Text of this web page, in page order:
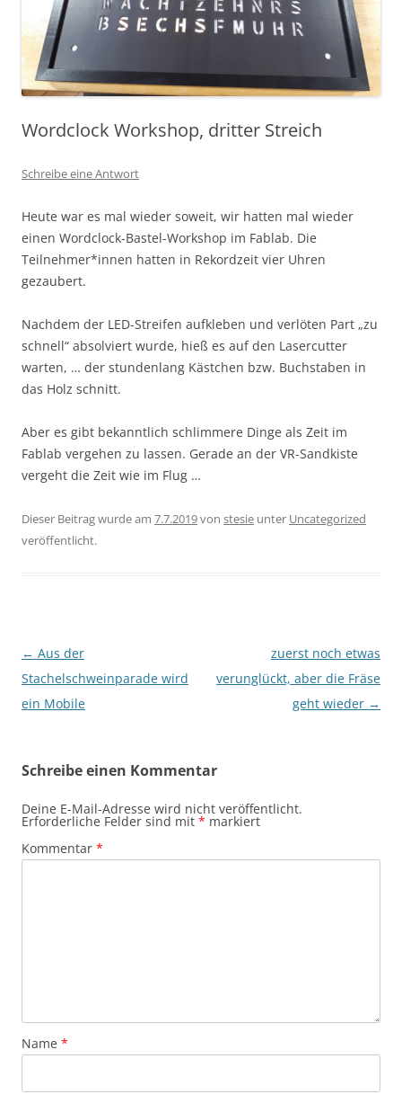
Wordclock Workshop, dritter Streich
Schreibe eine Antwort
Heute war es mal wieder soweit, wir hatten mal wieder
einen Wordclock-Bastel-Workshop im Fablab. Die
Teilnehmer*innen hatten in Rekordzeit vier Uhren
gezaubert.
Nachdem der LED-Streifen aufkleben und verlöten Part „zu
schnell“ absolviert wurde, hieß es auf den Lasercutter
warten, … der stundenlang Kästchen bzw. Buchstaben in
das Holz schnitt.
Aber es gibt bekanntlich schlimmere Dinge als Zeit im
Fablab vergehen zu lassen. Gerade an der VR-Sandkiste
vergeht die Zeit wie im Flug …
Dieser Beitrag wurde am 7.7.2019von stesie unter Uncategorized
veröffentlicht.
Beitragsnavigation
← Aus der
Stachelschweinparade wird
ein Mobile
zuerst noch etwas
verunglückt, aber die Fräse
geht wieder →
Schreibe einen Kommentar
Deine E-Mail-Adresse wird nicht veröffentlicht.
Erforderliche Felder sind mit * markiert
Kommentar *
Name *